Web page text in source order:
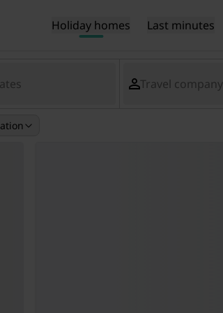
Holiday homes Last minutes
Travel company